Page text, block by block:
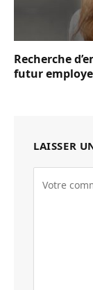
Recherche
futur
LAISSER